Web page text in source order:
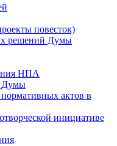
повесток)
решений Думы
НПА
Думы
актов в
инициативе